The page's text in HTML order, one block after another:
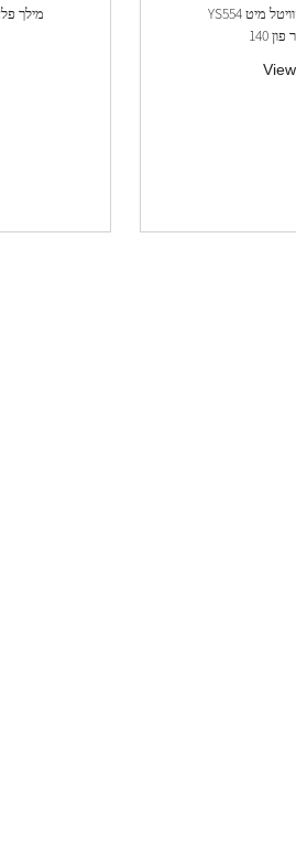
YS554 מילך פלאַש שווער קוויטל מיט